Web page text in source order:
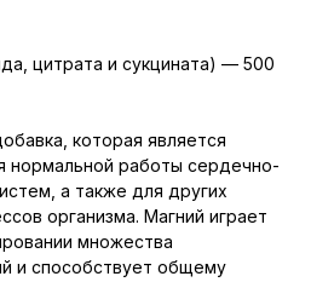
цитрата и сукцината) — 500
которая является
нормальной работы сердечно-
а также для других
организма. Магний играет
множества
и способствует общему